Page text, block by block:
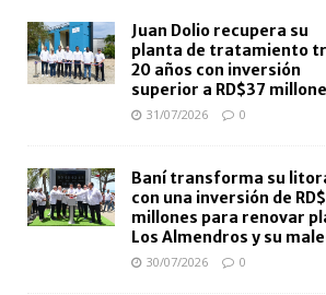
Juan Dolio recupera su
planta de tratamiento
20 años con inversión
superior a RD$37
31/07/2026 0
Baní transforma su
con una inversión de
millones para renovar
Los Almendros y su
30/07/2026 0